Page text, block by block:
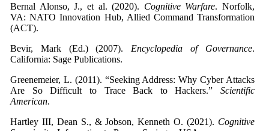
Bernal Alonso, J., et al. (2020). Cognitive Warfare. Norfolk,
VA: NATO Innovation Hub, Allied Command Transformation
(ACT).
Bevir, Mark (Ed.) (2007). Encyclopedia of Governance.
California: Sage Publications.
Greenemeier, L. (2011). “Seeking Address: Why Cyber Attacks
Are So Difficult to Trace Back to Hackers.” Scientific
American.
Hartley III, Dean S., & Jobson, Kenneth O. (2021). Cognitive